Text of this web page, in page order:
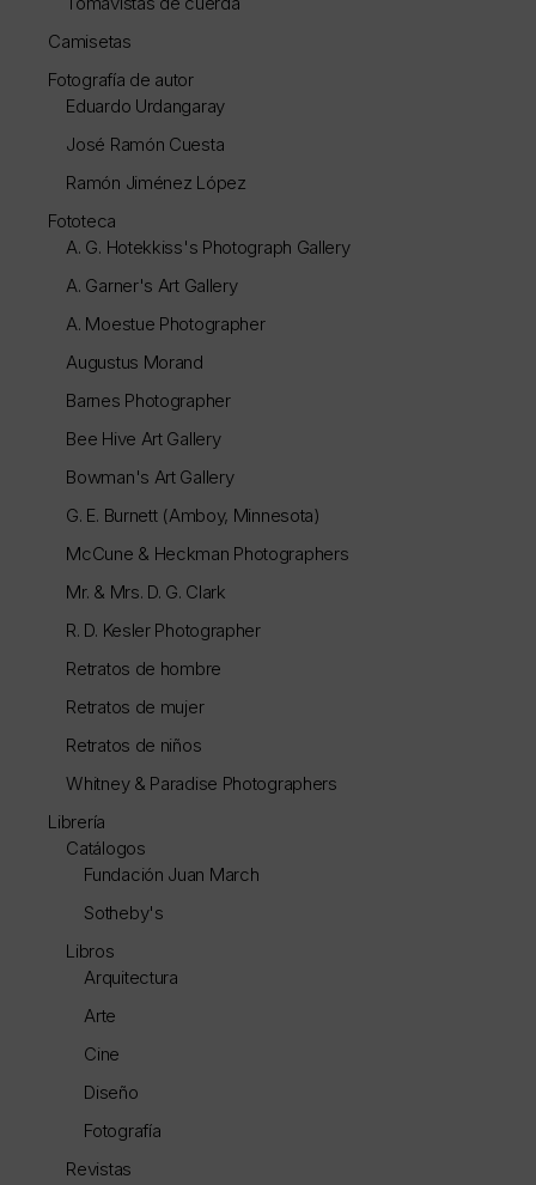
Camisetas
Fotografía de autor
Eduardo Urdangaray
José Ramón Cuesta
Ramón Jiménez López
Fototeca
A. G. Hotekkiss's Photograph Gallery
A. Garner's Art Gallery
A. Moestue Photographer
Augustus Morand
Barnes Photographer
Bee Hive Art Gallery
Bowman's Art Gallery
G. E. Burnett (Amboy, Minnesota)
McCune & Heckman Photographers
Mr. & Mrs. D. G. Clark
R. D. Kesler Photographer
Retratos de hombre
Retratos de mujer
Retratos de niños
Whitney & Paradise Photographers
Librería
Catálogos
Fundación Juan March
Sotheby's
Libros
Arquitectura
Arte
Cine
Diseño
Fotografía
Revistas